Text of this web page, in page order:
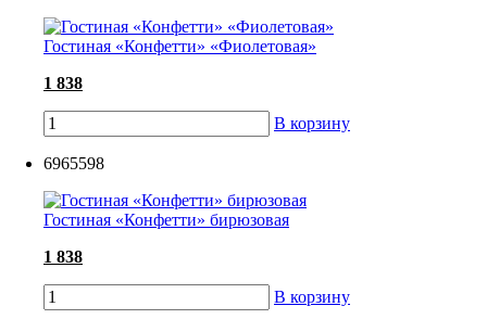
Гостиная «Конфетти» «Фиолетовая»
1 838
В корзину
6965598
Гостиная «Конфетти» бирюзовая
1 838
В корзину